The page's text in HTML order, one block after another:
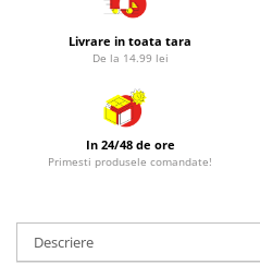
Livrare in toata tara
De la 14.99 lei
In 24/48 de ore
Primesti produsele comandate!
Descriere